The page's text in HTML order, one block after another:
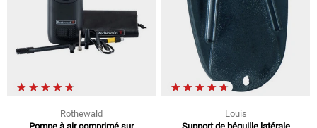
Rothewald
Louis